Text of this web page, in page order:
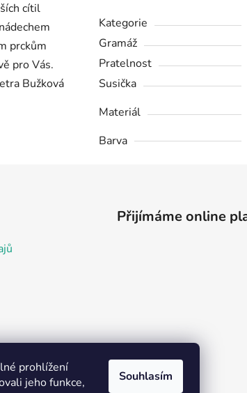
prohlížení
jeho funkce,
Souhlasím
cítil
prckům
pro Vás.
Bužková
Kategorie
Gramáž
Pratelnost
Susička
Materiál
Barva
Přijímáme online